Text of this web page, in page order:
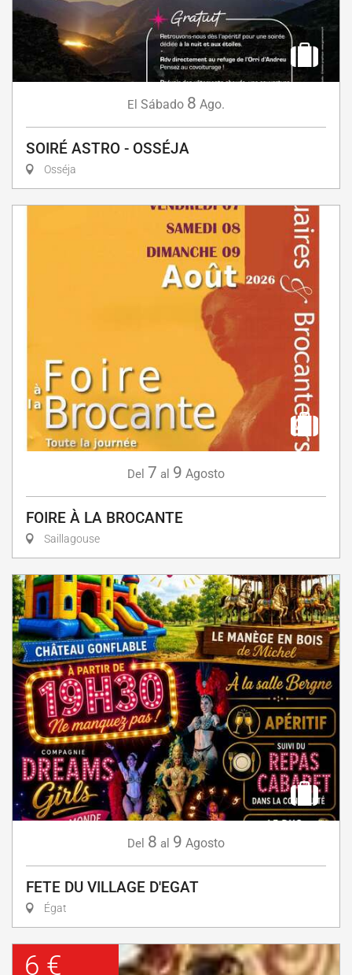
El Sábado 8 Ago.
SOIRÉ ASTRO - OSSÉJA
Osséja
Del 7 al 9 Agosto
FOIRE À LA BROCANTE
Saillagouse
Del 8 al 9 Agosto
FETE DU VILLAGE D'EGAT
Égat
6 €